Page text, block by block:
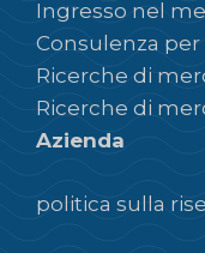
Ingresso nel
Consulenza
Ricerche di
Ricerche di
Azienda
politica sulla